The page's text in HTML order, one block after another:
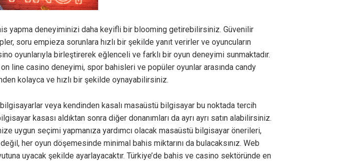
yapma deneyiminizi daha keyifli bir blooming getirebilirsiniz. Güvenilir
soru empieza sorunlara hızlı bir şekilde yanıt verirler ve oyuncuların
oyunlarıyla birleştirerek eğlenceli ve farklı bir oyun deneyimi sunmaktadır.
line casino deneyimi, spor bahisleri ve popüler oyunlar arasında candy
kolayca ve hızlı bir şekilde oynayabilirsiniz.
veya kendinden kasalı masaüstü bilgisayar bu noktada tercih
kasası aldıktan sonra diğer donanımları da ayrı ayrı satın alabilirsiniz.
uygun seçimi yapmanıza yardımcı olacak masaüstü bilgisayar önerileri,
her oyun döşemesinde minimal bahis miktarını da bulacaksınız. Web
uyacak şekilde ayarlayacaktır. Türkiye’de bahis ve casino sektöründe en